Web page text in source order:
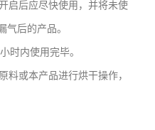
后应尽快使用，并将未使
后的产品。
内使用完毕。
或本产品进行烘干操作，